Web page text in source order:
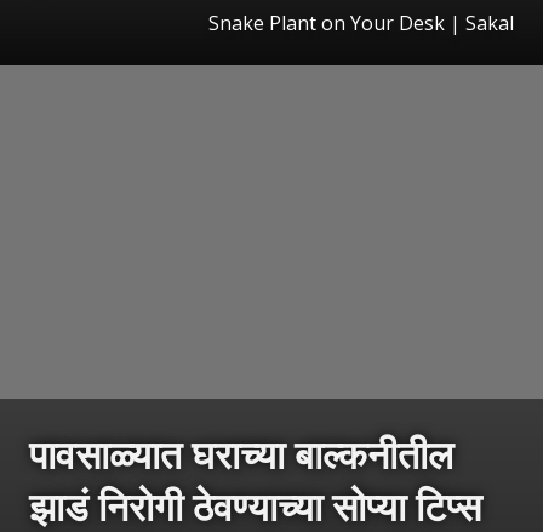
Snake Plant on Your Desk | Sakal
पावसाळ्यात घराच्या बाल्कनीतील
झाडं निरोगी ठेवण्याच्या सोप्या टिप्स